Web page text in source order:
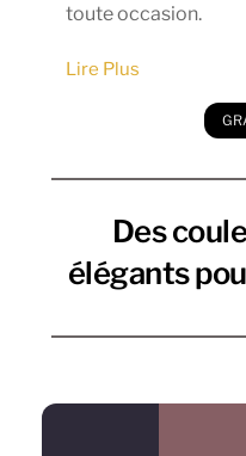
toute occasion.
Des
élégants